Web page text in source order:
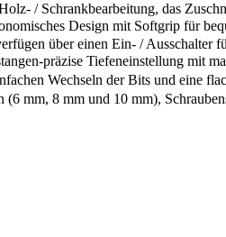
/ Schrankbearbeitung, das
Design mit Softgrip für
über einen Ein- / Ausschalter
präzise Tiefeneinstellung mit
Wechseln der Bits und eine
mm, 8 mm und 10 mm),